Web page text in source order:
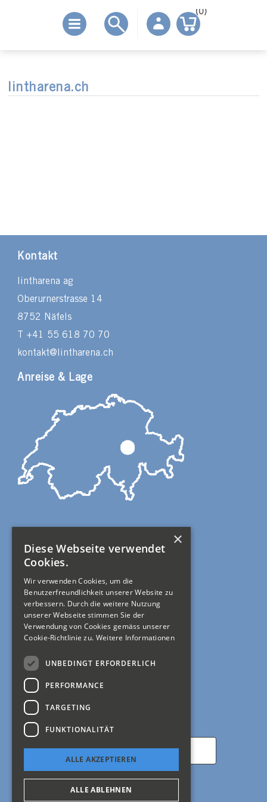
(0)
lintharena.ch
Kontakt
lintharena ag
Oberurnerstrasse 14
8752 Näfels
T +41 55 618 70 70
kontakt@lintharena.ch
Anreise & Lage
Rechtliches
Allgemeine Geschäftsbedingungen
Mein Konto
Registrierung
Anmelden
×
Diese Webseite verwendet
Cookies.
Wir verwenden Cookies, um die
Benutzerfreundlichkeit unserer Website zu
verbessern. Durch die weitere Nutzung
unserer Webseite stimmen Sie der
Verwendung von Cookies gemäss unserer
Cookie-Richtlinie zu. Weitere Informationen
UNBEDINGT ERFORDERLICH
PERFORMANCE
TARGETING
FUNKTIONALITÄT
ALLE AKZEPTIEREN
ALLE ABLEHNEN